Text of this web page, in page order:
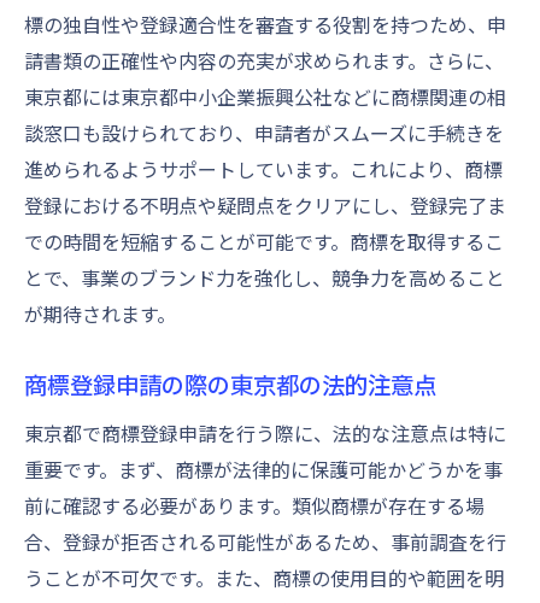
標の独自性や登録適合性を審査する役割を持つため、申
請書類の正確性や内容の充実が求められます。さらに、
東京都には東京都中小企業振興公社などに商標関連の相
談窓口も設けられており、申請者がスムーズに手続きを
進められるようサポートしています。これにより、商標
登録における不明点や疑問点をクリアにし、登録完了ま
での時間を短縮することが可能です。商標を取得するこ
とで、事業のブランド力を強化し、競争力を高めること
が期待されます。
商標登録申請の際の東京都の法的注意点
東京都で商標登録申請を行う際に、法的な注意点は特に
重要です。まず、商標が法律的に保護可能かどうかを事
前に確認する必要があります。類似商標が存在する場
合、登録が拒否される可能性があるため、事前調査を行
うことが不可欠です。また、商標の使用目的や範囲を明